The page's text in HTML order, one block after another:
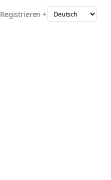
Registrieren +